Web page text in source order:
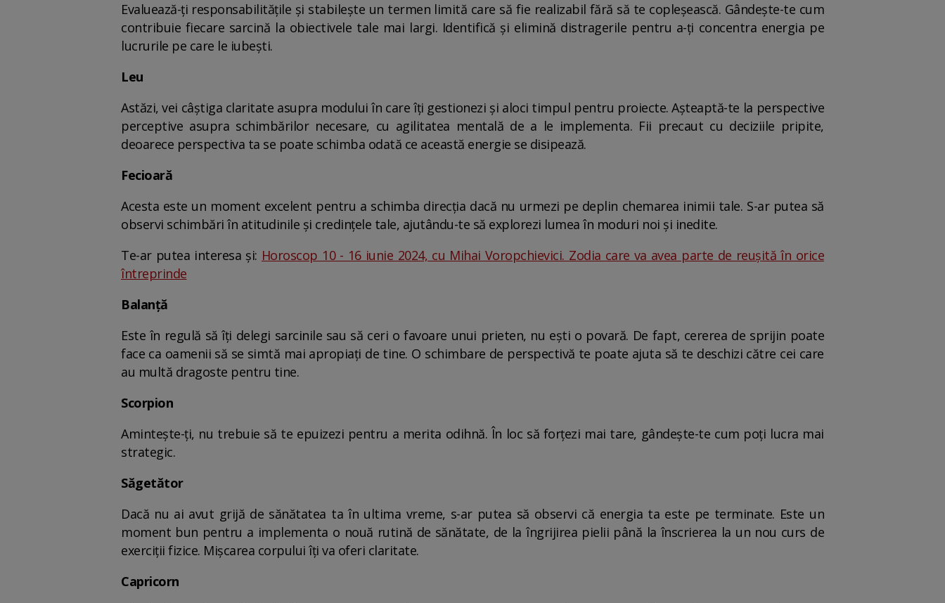
Evaluează-ți responsabilitățile și stabilește un termen limită care să fie realizabil fără să te copleșească. Gândește-te cum
contribuie fiecare sarcină la obiectivele tale mai largi. Identifică și elimină distragerile pentru a-ți concentra energia pe
lucrurile pe care le iubești.
Leu
Astăzi, vei câștiga claritate asupra modului în care îți gestionezi și aloci timpul pentru proiecte. Așteaptă-te la perspective
perceptive asupra schimbărilor necesare, cu agilitatea mentală de a le implementa. Fii precaut cu deciziile pripite,
deoarece perspectiva ta se poate schimba odată ce această energie se disipează.
Fecioară
Acesta este un moment excelent pentru a schimba direcția dacă nu urmezi pe deplin chemarea inimii tale. S-ar putea să
observi schimbări în atitudinile și credințele tale, ajutându-te să explorezi lumea în moduri noi și inedite.
Te-ar putea interesa și: Horoscop 10 - 16 iunie 2024, cu Mihai Voropchievici. Zodia care va avea parte de reușită în orice
întreprinde
Balanță
Este în regulă să îți delegi sarcinile sau să ceri o favoare unui prieten, nu ești o povară. De fapt, cererea de sprijin poate
face ca oamenii să se simtă mai apropiați de tine. O schimbare de perspectivă te poate ajuta să te deschizi către cei care
au multă dragoste pentru tine.
Scorpion
Amintește-ți, nu trebuie să te epuizezi pentru a merita odihnă. În loc să forțezi mai tare, gândește-te cum poți lucra mai
strategic.
Săgetător
Dacă nu ai avut grijă de sănătatea ta în ultima vreme, s-ar putea să observi că energia ta este pe terminate. Este un
moment bun pentru a implementa o nouă rutină de sănătate, de la îngrijirea pielii până la înscrierea la un nou curs de
exerciții fizice. Mișcarea corpului îți va oferi claritate.
Capricorn